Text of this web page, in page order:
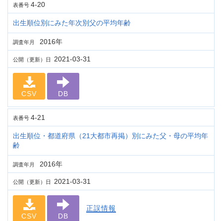
表番号 4-20
出生順位別にみた年次別父の平均年齢
調査年月 2016年
公開（更新）日 2021-03-31
CSV DB
表番号 4-21
出生順位・都道府県（21大都市再掲）別にみた父・母の平均年
齢
調査年月 2016年
公開（更新）日 2021-03-31
CSV DB
正誤情報